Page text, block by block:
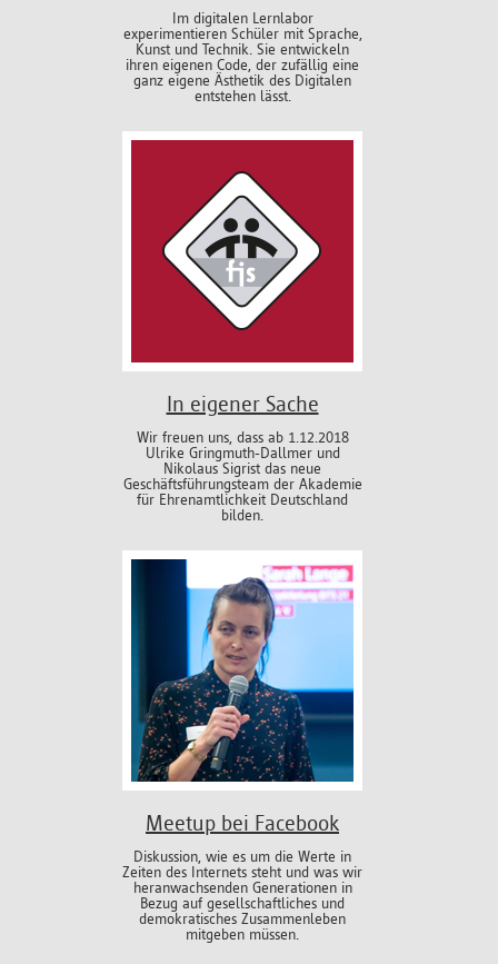
Im digitalen Lernlabor
experimentieren Schüler mit Sprache,
Kunst und Technik. Sie entwickeln
ihren eigenen Code, der zufällig eine
ganz eigene Ästhetik des Digitalen
entstehen lässt.
In eigener Sache
Wir freuen uns, dass ab 1.12.2018
Ulrike Gringmuth-Dallmer und
Nikolaus Sigrist das neue
Geschäftsführungsteam der Akademie
für Ehrenamtlichkeit Deutschland
bilden.
Meetup bei Facebook
Diskussion, wie es um die Werte in
Zeiten des Internets steht und was wir
heranwachsenden Generationen in
Bezug auf gesellschaftliches und
demokratisches Zusammenleben
mitgeben müssen.